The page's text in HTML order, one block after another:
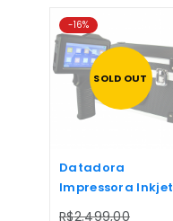
SOLD OUT
-16%
Datadora
Impressora Inkjet
Portátil L1
R$2.499,00